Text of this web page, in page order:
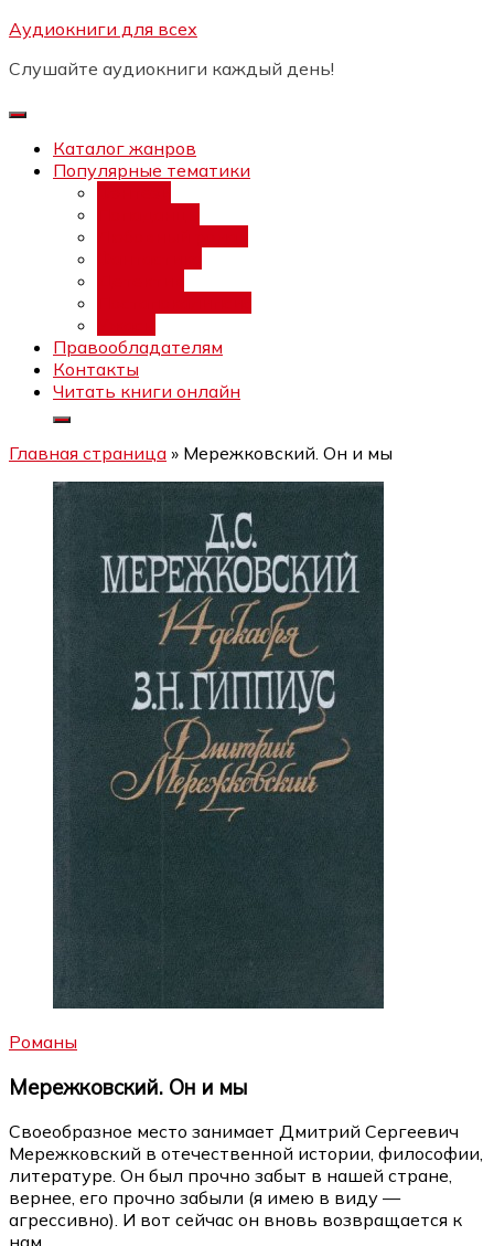
Перейти
содержимому
Аудиокниги для всех
Слушайте аудиокниги каждый день!
Каталог жанров
Популярные тематики
Правообладателям
Контакты
Читать книги онлайн
Главная страница » Мережковский. Он и мы
Романы
Мережковский. Он и мы
Своеобразное место занимает Дмитрий Сергеевич
Мережковский в отечественной истории, философии,
литературе. Он был прочно забыт в нашей стране,
вернее, его прочно забыли (я имею в виду —
агрессивно). И вот сейчас он вновь возвращается к
Бесплатный интенсив:
каналов"